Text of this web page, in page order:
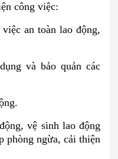
công việc:
an toàn lao động,
và bảo quản các
vệ sinh lao động
phòng ngừa, cải thiện